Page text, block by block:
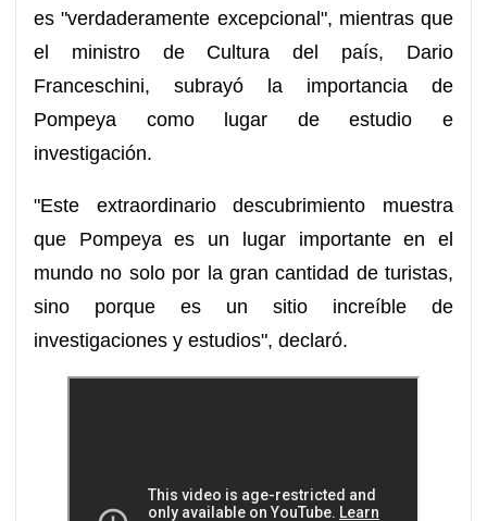
es "verdaderamente excepcional", mientras que
el ministro de Cultura del país, Dario
Franceschini, subrayó la importancia de
Pompeya como lugar de estudio e
investigación.
"Este extraordinario descubrimiento muestra
que Pompeya es un lugar importante en el
mundo no solo por la gran cantidad de turistas,
sino porque es un sitio increíble de
investigaciones y estudios", declaró.